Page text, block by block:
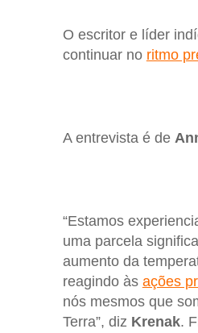
O escritor e líder
continuar no ritmo
A entrevista é de
“Estamos
uma parcela
aumento da
reagindo às ações
nós mesmos que
Terra”, diz Krenak.